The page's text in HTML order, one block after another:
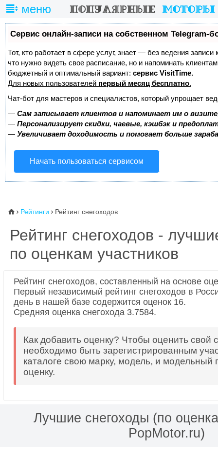
меню
Сервис онлайн-записи на собственном Telegram-
Тот, кто работает в сфере услуг, знает — без ведения записи
что нужно видеть свое расписание, но и напоминать
бюджетный и оптимальный вариант: сервис VisitTime.
Для новых пользователей первый месяц бесплатно.
Чат-бот для мастеров и специалистов, который упрощает
— Сам записывает клиентов и напоминает им о
— Персонализирует скидки, чаевые, кэшбэк и
— Увеличивает доходимость и помогает больше
Начать пользоваться сервисом
⌂  Рейтинги  Рейтинг снегоходов
Рейтинг снегоходов -
по оценкам участников
Рейтинг снегоходов, составленный на основе
Первый независимый рейтинг снегоходов в
день в нашей базе содержится оценок 16.
Средняя оценка снегохода 3.7584.
Как добавить оценку? Чтобы оценить свой
необходимо быть зарегистрированным
каталоге свою марку, модель, и модельный
оценку.
Лучшие снегоходы (по
PopMotor.ru)